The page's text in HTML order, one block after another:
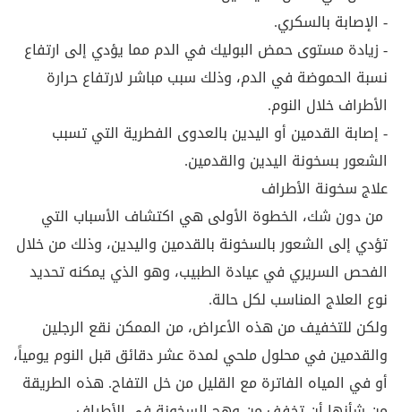
- الإصابة بالسكري.
- زيادة مستوى حمض البوليك في الدم مما يؤدي إلى ارتفاع
نسبة الحموضة في الدم، وذلك سبب مباشر لارتفاع حرارة
الأطراف خلال النوم.
- إصابة القدمين أو اليدين بالعدوى الفطرية التي تسبب
الشعور بسخونة اليدين والقدمين.
علاج سخونة الأطراف
من دون شك، الخطوة الأولى هي اكتشاف الأسباب التي
تؤدي إلى الشعور بالسخونة بالقدمين واليدين، وذلك من خلال
الفحص السريري في عيادة الطبيب، وهو الذي يمكنه تحديد
نوع العلاج المناسب لكل حالة.
ولكن للتخفيف من هذه الأعراض، من الممكن نقع الرجلين
والقدمين في محلول ملحي لمدة عشر دقائق قبل النوم يومياً،
أو في المياه الفاترة مع القليل من خل التفاح. هذه الطريقة